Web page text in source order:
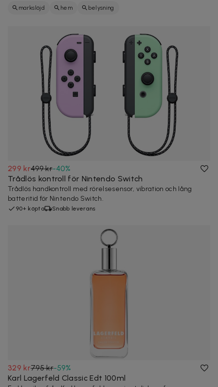
markslöjd hem belysning
299 kr499 kr-40%
Trådlös kontroll för Nintendo Switch
Trådlös handkontroll med rörelsesensor, vibration och lång
batteritid för Nintendo Switch.
90+ köpta Snabb leverans
329 kr795 kr-59%
Karl Lagerfeld Classic Edt 100ml